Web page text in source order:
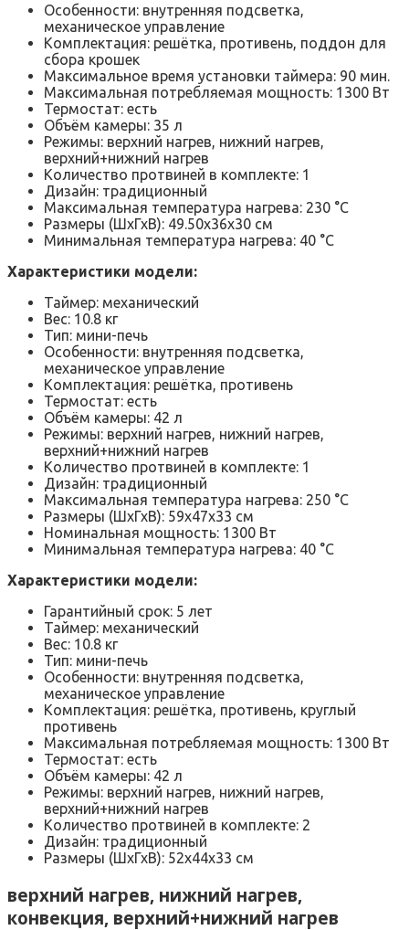
Особенности: внутренняя подсветка,
механическое управление
Комплектация: решётка, противень, поддон для
сбора крошек
Максимальное время установки таймера: 90 мин.
Максимальная потребляемая мощность: 1300 Вт
Термостат: есть
Объём камеры: 35 л
Режимы: верхний нагрев, нижний нагрев,
верхний+нижний нагрев
Количество протвиней в комплекте: 1
Дизайн: традиционный
Максимальная температура нагрева: 230 °C
Размеры (ШхГхВ): 49.50х36х30 см
Минимальная температура нагрева: 40 °C
Характеристики модели:
Таймер: механический
Вес: 10.8 кг
Тип: мини-печь
Особенности: внутренняя подсветка,
механическое управление
Комплектация: решётка, противень
Термостат: есть
Объём камеры: 42 л
Режимы: верхний нагрев, нижний нагрев,
верхний+нижний нагрев
Количество протвиней в комплекте: 1
Дизайн: традиционный
Максимальная температура нагрева: 250 °C
Размеры (ШхГхВ): 59х47х33 см
Номинальная мощность: 1300 Вт
Минимальная температура нагрева: 40 °C
Характеристики модели:
Гарантийный срок: 5 лет
Таймер: механический
Вес: 10.8 кг
Тип: мини-печь
Особенности: внутренняя подсветка,
механическое управление
Комплектация: решётка, противень, круглый
противень
Максимальная потребляемая мощность: 1300 Вт
Термостат: есть
Объём камеры: 42 л
Режимы: верхний нагрев, нижний нагрев,
верхний+нижний нагрев
Количество протвиней в комплекте: 2
Дизайн: традиционный
Размеры (ШхГхВ): 52х44х33 см
верхний нагрев, нижний нагрев,
конвекция, верхний+нижний нагрев